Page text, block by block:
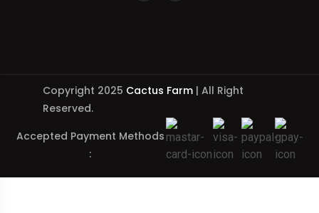
Copyright 2025 Cactus Farm| All Right
Reserved.
Accepted Payment Methods
: